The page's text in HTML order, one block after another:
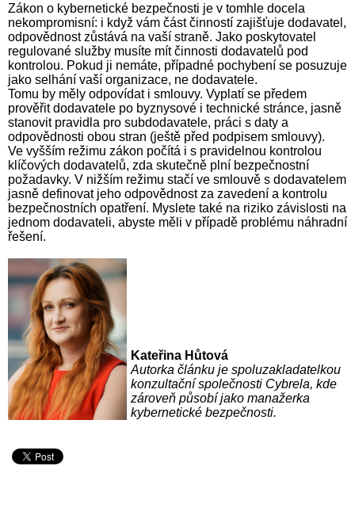
Zákon o kybernetické bezpečnosti je v tomhle docela
nekompromisní: i když vám část činností zajišťuje dodavatel,
odpovědnost zůstává na vaší straně. Jako poskytovatel
regulované služby musíte mít činnosti dodavatelů pod
kontrolou. Pokud ji nemáte, případné pochybení se posuzuje
jako selhání vaší organizace, ne dodavatele.
Tomu by měly odpovídat i smlouvy. Vyplatí se předem
prověřit dodavatele po byznysové i technické stránce, jasně
stanovit pravidla pro subdodavatele, práci s daty a
odpovědnosti obou stran (ještě před podpisem smlouvy).
Ve vyšším režimu zákon počítá i s pravidelnou kontrolou
klíčových dodavatelů, zda skutečně plní bezpečnostní
požadavky. V nižším režimu stačí ve smlouvě s dodavatelem
jasně definovat jeho odpovědnost za zavedení a kontrolu
bezpečnostních opatření. Myslete také na riziko závislosti na
jednom dodavateli, abyste měli v případě problému náhradní
řešení.
Kateřina Hůtová
Autorka článku je spoluzakladatelkou
konzultační společnosti Cybrela, kde
zároveň působí jako manažerka
kybernetické bezpečnosti.